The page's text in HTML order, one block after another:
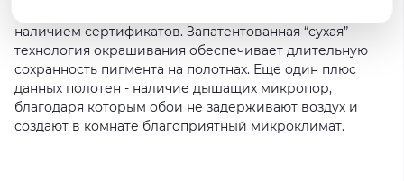
наличием сертификатов. Запатентованная “сухая”
технология окрашивания обеспечивает длительную
сохранность пигмента на полотнах. Еще один плюс
данных полотен - наличие дышащих микропор,
благодаря которым обои не задерживают воздух и
создают в комнате благоприятный микроклимат.